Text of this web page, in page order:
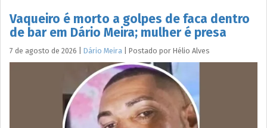
Vaqueiro é morto a golpes de faca dentro
de bar em Dário Meira; mulher é presa
7 de agosto de 2026 Dário Meira Postado por Hélio Alves